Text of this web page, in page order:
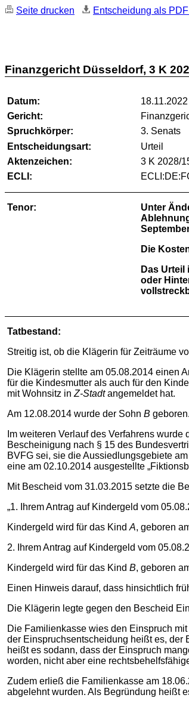
Seite drucken Entscheidung als
Finanzgericht Düsseldorf, 3 K
Datum:
18.11.2022
Gericht:
Spruchkörper:
3. Senats
Entscheidungsart:
Urteil
Aktenzeichen:
3 K 2028/
ECLI:
Tenor:
Unter
Die
Das
oder
Tatbestand:
Streitig ist, ob die Klägerin für Zeiträume
Die Klägerin stellte am 05.08.2014 einen
für die Kindesmutter als auch für den
mit Wohnsitz in Z-Stadtangemeldet hat.
Am 12.08.2014 wurde der Sohn B
Im weiteren Verlauf des Verfahrens
Bescheinigung nach § 15 des
BVFG sei, sie die Aussiedlungsgebiete
eine am 02.10.2014 ausgestellte
Mit Bescheid vom 31.03.2015 setzte die
„1. Ihrem Antrag auf Kindergeld vom
Kindergeld wird für das Kind A, geboren
2. Ihrem Antrag auf Kindergeld vom
Kindergeld wird für das Kind B, geboren
Einen Hinweis darauf, dass hinsichtlich
Die Klägerin legte gegen den Bescheid
Die Familienkasse wies den Einspruch
der Einspruchsentscheidung heißt es, der
heißt es sodann, dass der Einspruch
worden, nicht aber eine
Zudem erließ die Familienkasse am
abgelehnt wurden. Als Begründung heißt